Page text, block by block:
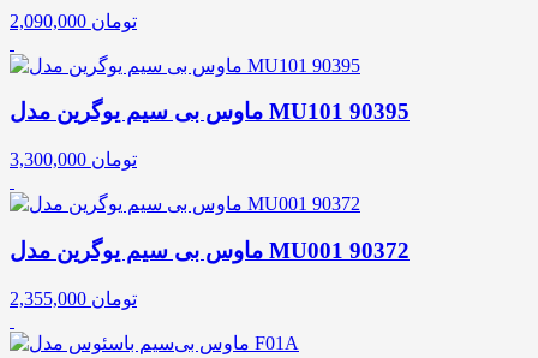
2,090,000 تومان
ماوس بی سیم یوگرین مدل MU101 90395
3,300,000 تومان
ماوس بی سیم یوگرین مدل MU001 90372
2,355,000 تومان